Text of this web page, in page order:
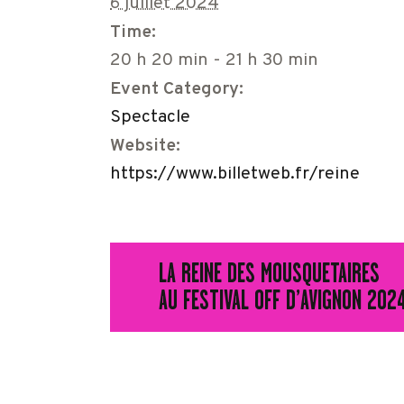
Time:
20 h 20 min - 21 h 30 min
Event Category:
Spectacle
Website:
https://www.billetweb.fr/reine
LA REINE DES MOUSQUETAIRES
AU FESTIVAL OFF D’AVIGNON